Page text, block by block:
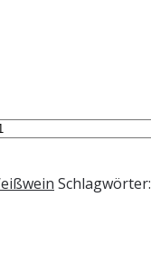
Schlagwörter: